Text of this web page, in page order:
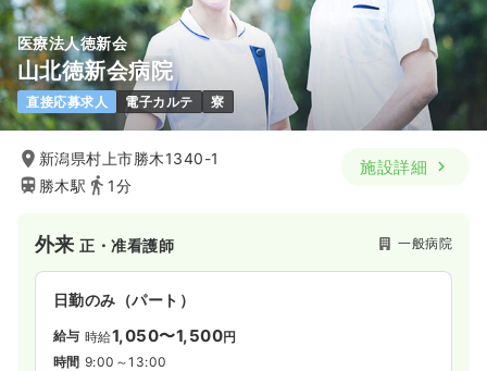
医療法人徳新会
山北徳新会病院
直接応募求人 電子カルテ 寮
新潟県村上市勝木1340-1
勝木駅
1分
施設詳細
外来正・准看護師 一般病院
日勤のみ（パート）
給与 時給1,050〜1,500円
時間 9:00～13:00